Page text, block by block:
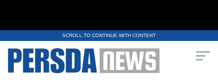
SCROLL TO CONTINUE WITH CONTENT